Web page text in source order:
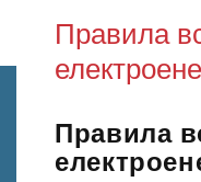
Правила
Правила